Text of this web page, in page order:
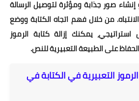
صور جذابة ومؤثرة لتوصيل الرسالة
من خلال فهم اتجاه الكتابة ووضع
استراتيجي، يمكنك إزالة كتابة الرموز
على الطبيعة التعبيرية للنص.
التعبيرية في الكتابة في